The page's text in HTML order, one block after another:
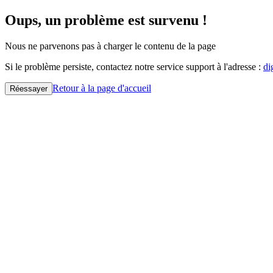
Oups, un problème est survenu !
Nous ne parvenons pas à charger le contenu de la page
Si le problème persiste, contactez notre service support à l'adresse :
Réessayer Retour à la page d'accueil